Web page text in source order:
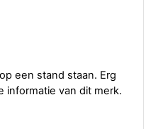
een stand staan. Erg
informatie van dit merk.